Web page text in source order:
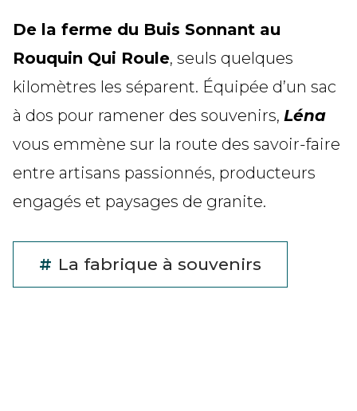
De la ferme du Buis Sonnant au
Rouquin Qui Roule, seuls quelques
kilomètres les séparent. Équipée d’un sac
à dos pour ramener des souvenirs, Léna
vous emmène sur la route des savoir-faire
entre artisans passionnés, producteurs
engagés et paysages de granite.
# La fabrique à souvenirs